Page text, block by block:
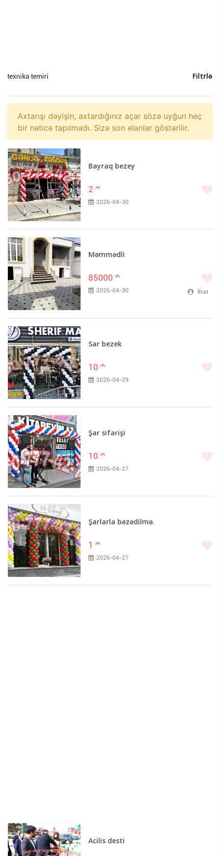
texnika temiri Filtrlə
Axtarışı dəyişin, axtardığınız açar sözə uyğun heç
bir nəticə tapılmadı. Sizə son elanlar göstərilir.
Bayraq bezey
2 m
2026-04-30
Məmmədli
85000 m
2026-04-30 İfrat
Sar bezek
10 m
2026-04-29
Şar sifarişi
10 m
2026-04-27
Şarlarla bəzədilmə.
1 m
2026-04-27
Acilis desti